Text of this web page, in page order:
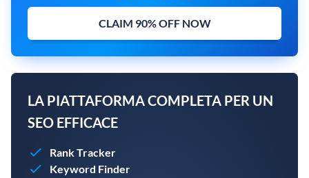
CLAIM 90% OFF NOW
LA PIATTAFORMA COMPLETA PER UN
SEO EFFICACE
Rank Tracker
Keyword Finder